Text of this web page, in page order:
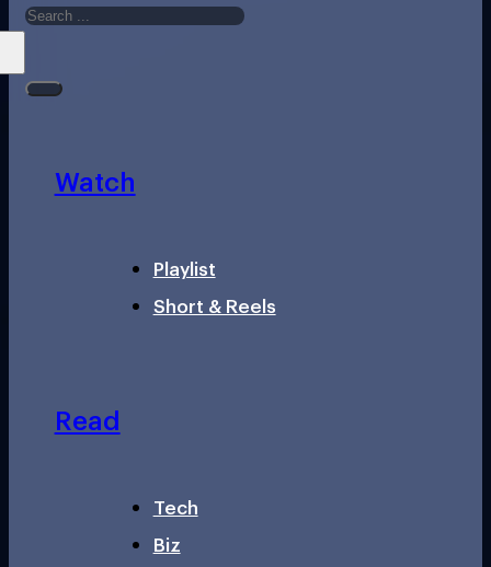
Watch
Playlist
Short & Reels
Read
Tech
Biz